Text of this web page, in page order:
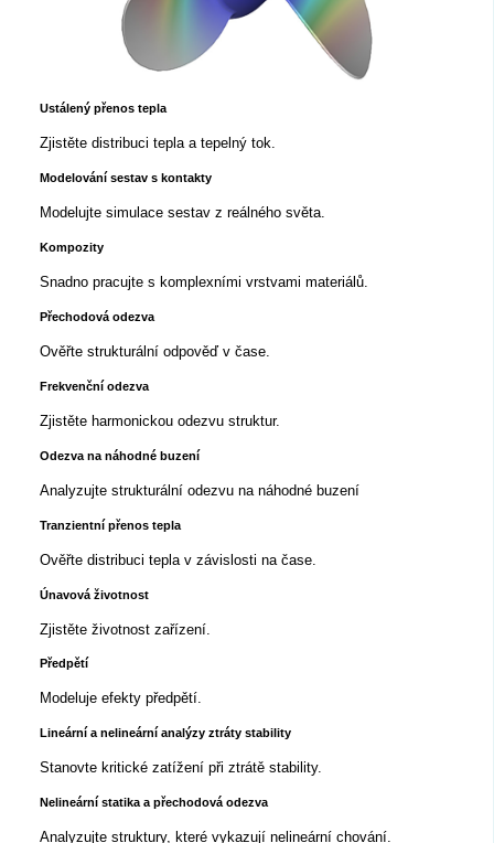
Ustálený přenos tepla
Zjistěte distribuci tepla a tepelný tok.
Modelování sestav s kontakty
Modelujte simulace sestav z reálného světa.
Kompozity
Snadno pracujte s komplexními vrstvami materiálů.
Přechodová odezva
Ověřte strukturální odpověď v čase.
Frekvenční odezva
Zjistěte harmonickou odezvu struktur.
Odezva na náhodné buzení
Analyzujte strukturální odezvu na náhodné buzení
Tranzientní přenos tepla
Ověřte distribuci tepla v závislosti na čase.
Únavová životnost
Zjistěte životnost zařízení.
Předpětí
Modeluje efekty předpětí.
Lineární a nelineární analýzy ztráty stability
Stanovte kritické zatížení při ztrátě stability.
Nelineární statika a přechodová odezva
Analyzujte struktury, které vykazují nelineární chování.